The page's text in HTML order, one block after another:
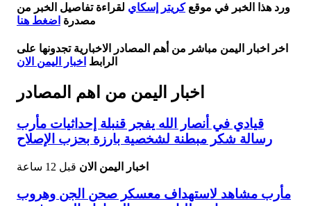
ورد هذا الخبر في موقعكريتر إسكاي لقراءة تفاصيل الخبر من
مصدرة اضغط هنا
اخر اخبار اليمن مباشر من أهم المصادر الاخبارية تجدونها على
الرابط اخبار اليمن الان
اخبار اليمن من اهم المصادر
قيادي في أنصار الله يفجر قنبلة إحداثيات مأرب
رسالة شكر مبطنة لشخصية بارزة بحزب الإصلاح
اخبار اليمن الان قبل 12 ساعة
مأرب مشاهد لاستهداف معسكر صحن الجن وهروب